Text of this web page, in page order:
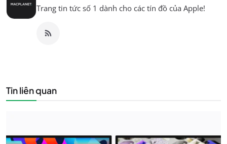
Trang tin tức số 1 dành cho các tín đồ của Apple!
Tin liên quan